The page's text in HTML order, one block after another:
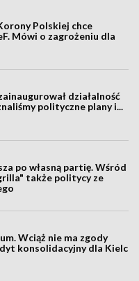
Polskiej chce
Mówi o zagrożeniu dla
działalność
polityczne plany i...
po własną partię. Wśród
także politycy ze
Wciąż nie ma zgody
konsolidacyjny dla Kielc